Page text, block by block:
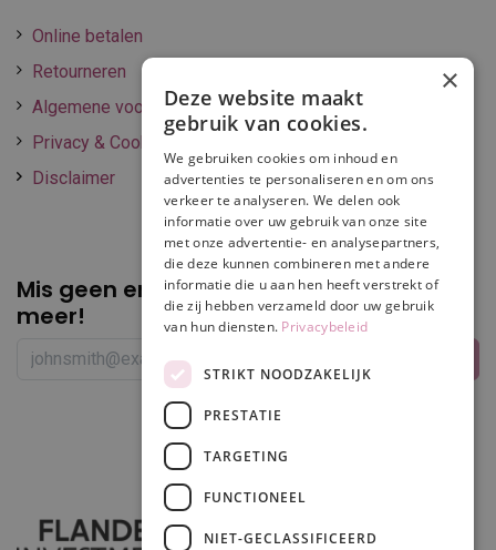
Online betalen
Retourneren
Algemene voorwaarden
Privacy & Cookie policy
Disclaimer
Mis geen enkelepromotie of korting
meer!
×
Deze website maakt
gebruik van cookies.
We gebruiken cookies om inhoud en
advertenties te personaliseren en om ons
verkeer te analyseren. We delen ook
informatie over uw gebruik van onze site
met onze advertentie- en analysepartners,
die deze kunnen combineren met andere
informatie die u aan hen heeft verstrekt of
die zij hebben verzameld door uw gebruik
van hun diensten. Privacybeleid
STRIKT NOODZAKELIJK
PRESTATIE
TARGETING
FUNCTIONEEL
NIET-GECLASSIFICEERD